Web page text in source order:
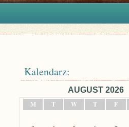
Kalendarz:
AUGUST 2026
M
T W T F